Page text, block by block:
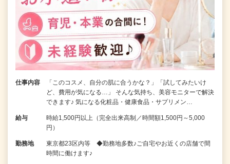
仕事内容
「このコスメ、自分の肌に合うかな？」「試してみたいけ
ど、費用が気になる…」 そんな気持ち、美容モニターで解決
できます♪ 気になる化粧品・健康食品・サプリメン…
給与
時給1,500円以上（完全出来高制／時間額1,500円～5,000
円）
勤務地
東京都23区内等 ◆勤務地多数♪ご自宅やお近くの店舗で間
時間に働けます♪